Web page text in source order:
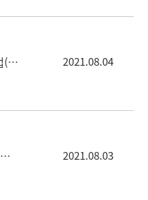
2021년도 지역활력프로젝트사업(비R&D) 2차공고
2021.08.04
2021년 구미시 청년창업자 추가모집 공고
2021.08.03